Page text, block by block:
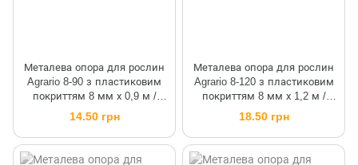
Металева опора для рослин
Agrario 8-90 з пластиковим
покриттям 8 мм х 0,9 м /
Аграріо 8-90
14.50 грн
Металева опора для рослин
Agrario 8-120 з пластиковим
покриттям 8 мм х 1,2 м /
Аграріо 8-120
18.50 грн